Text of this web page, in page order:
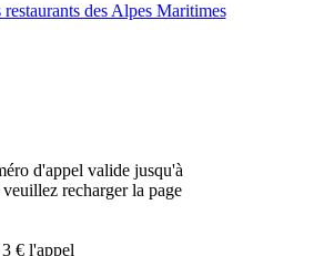
restaurants des Alpes Maritimes
d'appel valide jusqu'à
veuillez recharger la page
€ l'appel